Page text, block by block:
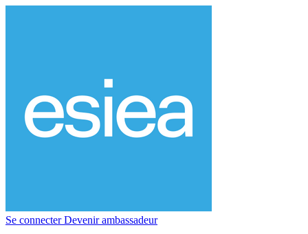
Se connecterDevenir ambassadeur